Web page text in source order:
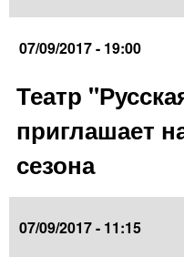
07/09/2017 - 19:00
Театр
приглашает
сезона
07/09/2017 - 11:15